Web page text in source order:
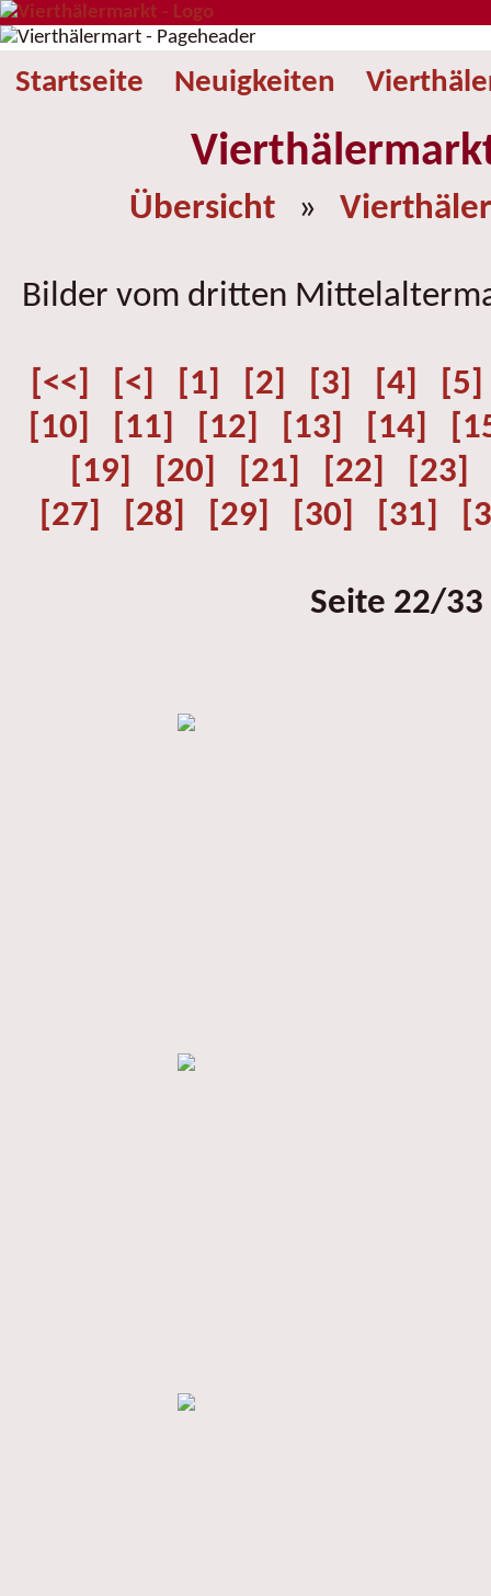
Startseite Neuigkeiten
Übersicht »
Bilder vom dritten
[<<] [<] [1] [2] [3] [4]
[5]
[10]
[11] [12] [13] [14]
[19]
[20] [21] [22]
[23]
[27]
[28] [29] [30] [31]
Seite 22/33